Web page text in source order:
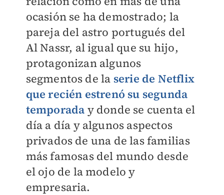
ocasión se ha demostrado; la
pareja del astro portugués del
Al Nassr, al igual que su hijo,
protagonizan algunos
segmentos de la serie de Netflix
que recién estrenó su segunda
temporada y donde se cuenta el
día a día y algunos aspectos
privados de una de las familias
más famosas del mundo desde
el ojo de la modelo y
empresaria.